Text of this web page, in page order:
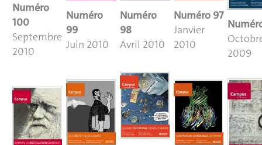
Numéro
100
Septembre
2010
Numéro
99
Juin 2010
Numéro
98
Avril 2010
Numéro 97
Janvier
2010
2009